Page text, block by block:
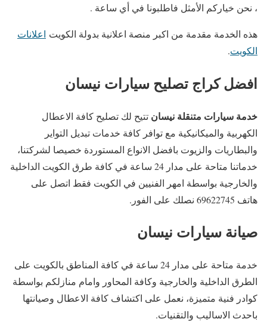
، نحن خياركم الأمثل فاطلبونا في أي ساعة .
هذه الخدمة مقدمة من اكبر منصة اعلانية بدولة الكويت اعلانات
الكويت.
افضل كراج تصليح سيارات نيسان
خدمة سيارات متنقلة نيسان تتيح لك تصليح كافة الاعطال
الكهربية والميكانيكية مع توافر كافة خدمات تبديل التواير
والبطاريات والزيوت بافضل الانواع المستوردة خصيصا لشركتنا،
خدماتنا متاحة على مدار 24 ساعة في كافة طرق الكويت الداخلية
والخارجية بواسطة امهر الفنيين في الكويت فقط اتصل على
هاتف 69622745 نصلك على الفور.
صيانة سيارات نيسان
خدمة متاحة على مدار 24 ساعة في كافة المناطق بالكويت على
الطرق الداخلية والخارجية وكافة المحاور وامام منازلكم بواسطة
كوادر فنية متميزة، نعمل على اكتشاف كافة الاعطال وصيانتها
باحدث الاساليب والتقنيات.